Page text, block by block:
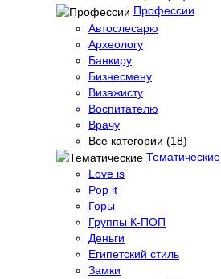
Профессии
Автослесарю
Археологу
Банкиру
Бизнесмену
Визажисту
Воспитателю
Врачу
Все категории (18)
Тематические
Love is
Pop it
Горы
Группы К-ПОП
Деньги
Египетский стиль
Замки